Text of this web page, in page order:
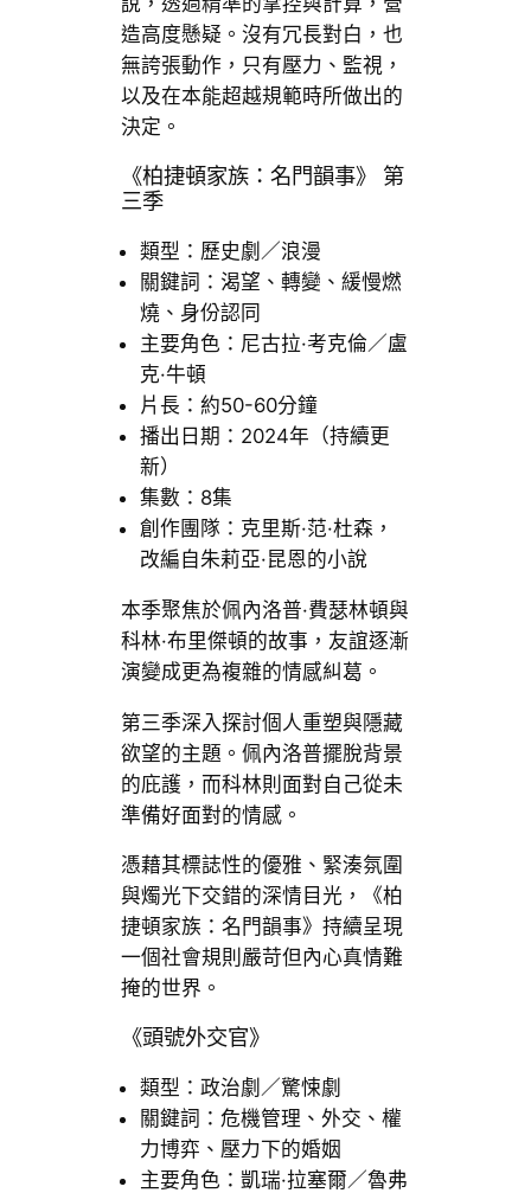
造高度懸疑。沒有冗長對白，也
無誇張動作，只有壓力、監視，
以及在本能超越規範時所做出的
決定。
《柏捷頓家族：名門韻事》 第
三季
類型：歷史劇／浪漫
關鍵詞：渴望、轉變、緩慢燃
燒、身份認同
主要角色：尼古拉·考克倫／盧
克·牛頓
片長：約50-60分鐘
播出日期：2024年（持續更
新）
集數：8集
創作團隊：克里斯·范·杜森，
改編自朱莉亞·昆恩的小說
本季聚焦於佩內洛普·費瑟林頓與
科林·布里傑頓的故事，友誼逐漸
演變成更為複雜的情感糾葛。
第三季深入探討個人重塑與隱藏
欲望的主題。佩內洛普擺脫背景
的庇護，而科林則面對自己從未
準備好面對的情感。
憑藉其標誌性的優雅、緊湊氛圍
與燭光下交錯的深情目光，《柏
捷頓家族：名門韻事》持續呈現
一個社會規則嚴苛但內心真情難
掩的世界。
《頭號外交官》
類型：政治劇／驚悚劇
關鍵詞：危機管理、外交、權
力博弈、壓力下的婚姻
主要角色：凱瑞·拉塞爾／魯弗